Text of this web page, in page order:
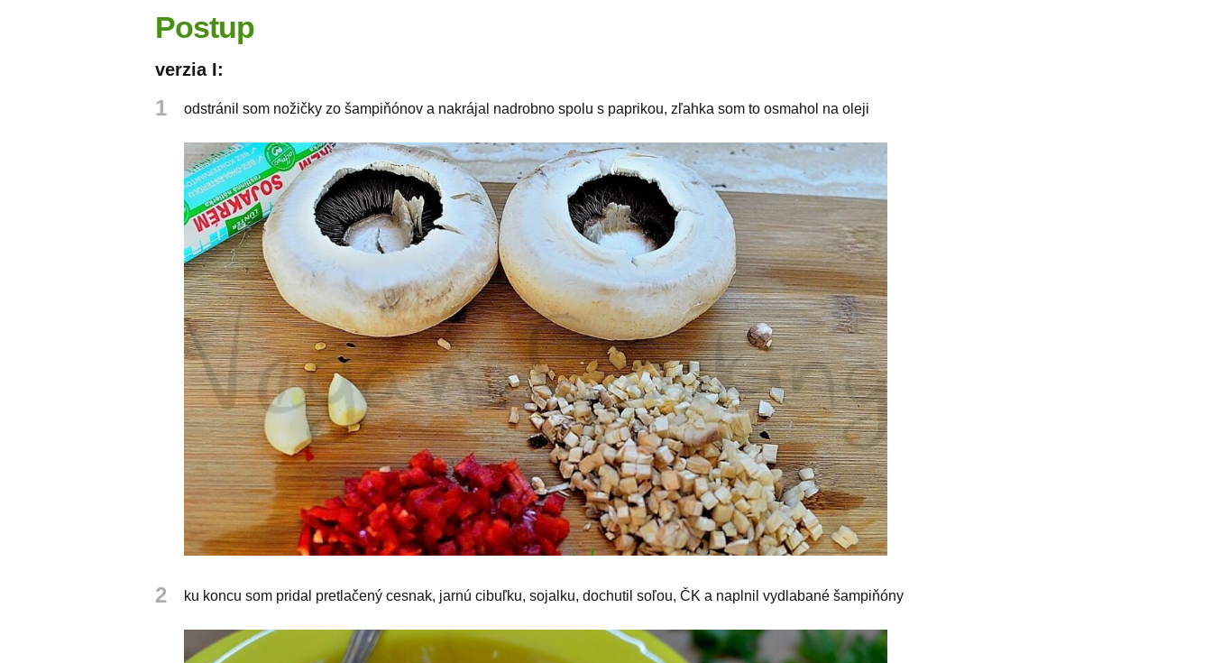
Postup
verzia I:
1 odstránil som nožičky zo šampiňónov a nakrájal nadrobno spolu s paprikou, zľahka som to osmahol na oleji
2 ku koncu som pridal pretlačený cesnak, jarnú cibuľku, sojalku, dochutil soľou, ČK a naplnil vydlabané šampiňóny